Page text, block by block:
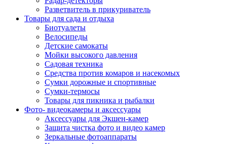
Разветвитель в прикуриватель
Товары для сада и отдыха
Биотуалеты
Велосипеды
Детские самокаты
Мойки высокого давления
Садовая техника
Средства против комаров и насекомых
Сумки дорожные и спортивные
Сумки-термосы
Товары для пикника и рыбалки
Фото- видеокамеры и аксессуары
Аксессуары для Экшен-камер
Защита чистка фото и видео камер
Зеркальные фотоаппараты